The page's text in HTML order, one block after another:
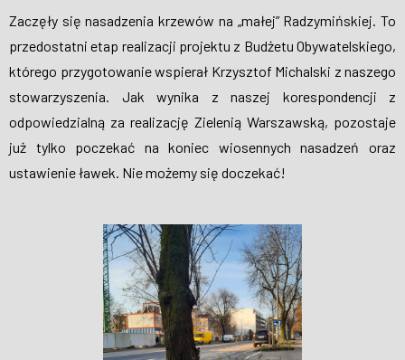
Zaczęły się nasadzenia krzewów na „małej” Radzymińskiej. To
przedostatni etap realizacji projektu z Budżetu Obywatelskiego,
którego przygotowanie wspierał Krzysztof Michalski z naszego
stowarzyszenia. Jak wynika z naszej korespondencji z
odpowiedzialną za realizację Zielenią Warszawską, pozostaje
już tylko poczekać na koniec wiosennych nasadzeń oraz
ustawienie ławek. Nie możemy się doczekać!